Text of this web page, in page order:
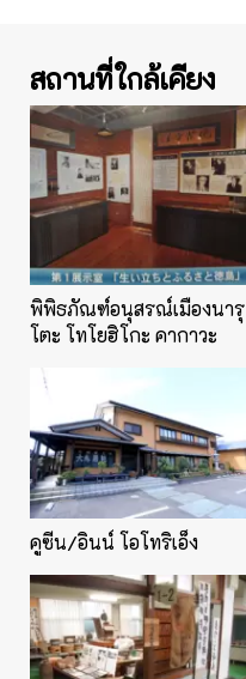
สถานที่ใกล้เคียง
พิพิธภัณฑ์อนุสรณ์เมืองนารุ
โตะ โทโยฮิโกะ คากาวะ
คูซีน/อินน์ โอโทริเอ็ง